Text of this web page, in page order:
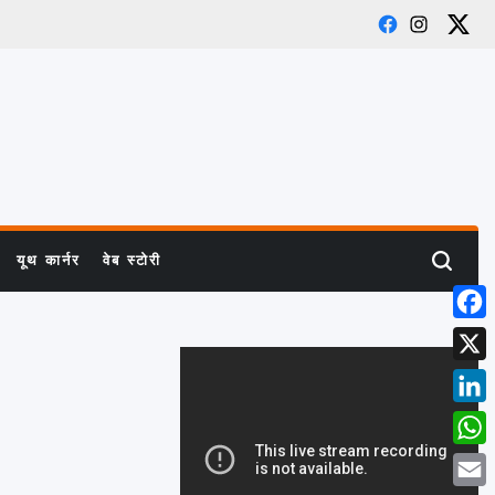
Facebook
Instagram
X
यूथ कार्नर वेब स्टोरी Search
X